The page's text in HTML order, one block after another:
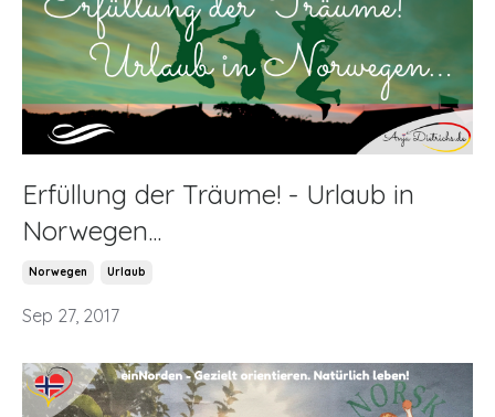
Erfüllung der Träume! - Urlaub in
Norwegen...
Norwegen Urlaub
Sep 27, 2017